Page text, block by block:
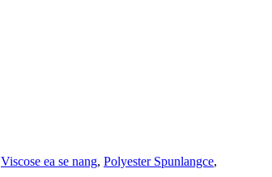
Viscose ea se nang, Polyester Spunlangce,